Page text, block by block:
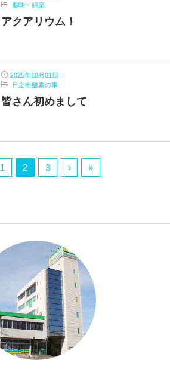
趣味・娯楽
アクアリウム！
2025年10月01日
日之出酸素の事
皆さん初めまして
1 2 3 › »